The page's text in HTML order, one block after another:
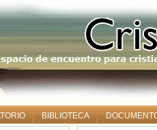
BIBLIOTECA